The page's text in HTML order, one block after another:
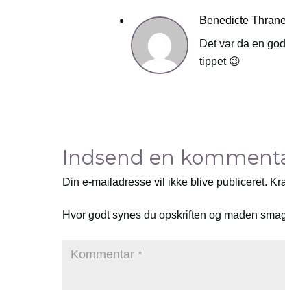
Benedicte
Det var da en
tippet 😉
Indsend en
Din e-mailadresse vil ikke blive publiceret.
Hvor godt synes du opskriften og maden